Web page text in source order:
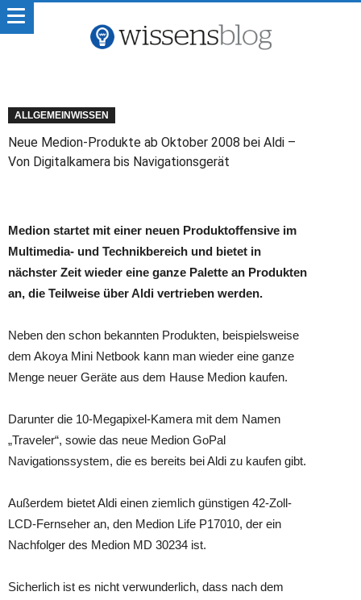
ALLGEMEINWISSEN
Neue Medion-Produkte ab Oktober 2008 bei Aldi –
Von Digitalkamera bis Navigationsgerät
Medion startet mit einer neuen Produktoffensive im
Multimedia- und Technikbereich und bietet in
nächster Zeit wieder eine ganze Palette an Produkten
an, die Teilweise über Aldi vertrieben werden.
Neben den schon bekannten Produkten, beispielsweise
dem Akoya Mini Netbook kann man wieder eine ganze
Menge neuer Geräte aus dem Hause Medion kaufen.
Darunter die 10-Megapixel-Kamera mit dem Namen
„Traveler“, sowie das neue Medion GoPal
Navigationssystem, die es bereits bei Aldi zu kaufen gibt.
Außerdem bietet Aldi einen ziemlich günstigen 42-Zoll-
LCD-Fernseher an, den Medion Life P17010, der ein
Nachfolger des Medion MD 30234 ist.
Sicherlich ist es nicht verwunderlich, dass nach dem